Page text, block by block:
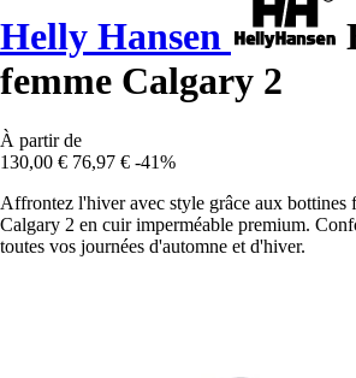
Helly Hansen
femme Calgary 2
À partir de
130,00 € 76,97 € -41%
Affrontez l'hiver avec style grâce aux bottines
Calgary 2 en cuir imperméable premium.
toutes vos journées d'automne et d'hiver.